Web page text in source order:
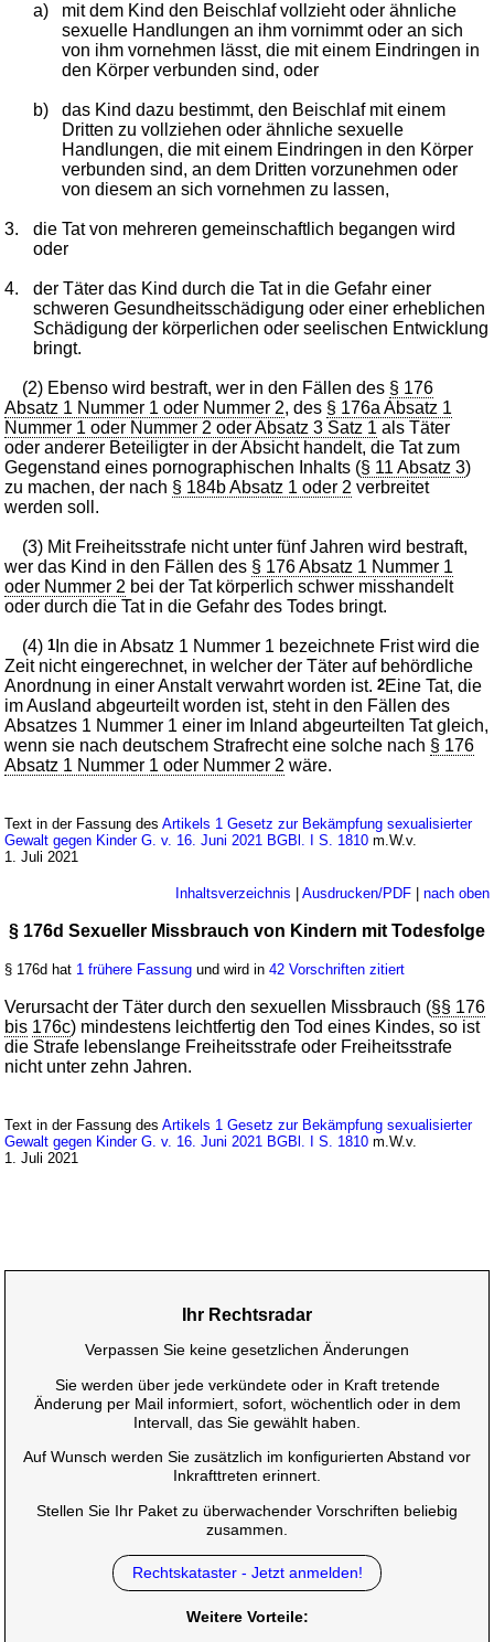
a)
mit dem Kind den Beischlaf vollzieht oder ähnliche
sexuelle Handlungen an ihm vornimmt oder an sich
von ihm vornehmen lässt, die mit einem Eindringen in
den Körper verbunden sind, oder
b)
das Kind dazu bestimmt, den Beischlaf mit einem
Dritten zu vollziehen oder ähnliche sexuelle
Handlungen, die mit einem Eindringen in den Körper
verbunden sind, an dem Dritten vorzunehmen oder
von diesem an sich vornehmen zu lassen,
3.
die Tat von mehreren gemeinschaftlich begangen wird
oder
4.
der Täter das Kind durch die Tat in die Gefahr einer
schweren Gesundheitsschädigung oder einer erheblichen
Schädigung der körperlichen oder seelischen Entwicklung
bringt.
(2) Ebenso wird bestraft, wer in den Fällen des § 176
Absatz 1 Nummer 1 oder Nummer 2, des § 176a Absatz 1
Nummer 1 oder Nummer 2 oder Absatz 3 Satz 1 als Täter
oder anderer Beteiligter in der Absicht handelt, die Tat zum
Gegenstand eines pornographischen Inhalts (§ 11 Absatz 3)
zu machen, der nach § 184b Absatz 1 oder 2 verbreitet
werden soll.
(3) Mit Freiheitsstrafe nicht unter fünf Jahren wird bestraft,
wer das Kind in den Fällen des § 176 Absatz 1 Nummer 1
oder Nummer 2 bei der Tat körperlich schwer misshandelt
oder durch die Tat in die Gefahr des Todes bringt.
(4)1 In die in Absatz 1 Nummer 1 bezeichnete Frist wird die
Zeit nicht eingerechnet, in welcher der Täter auf behördliche
Anordnung in einer Anstalt verwahrt worden ist.2Eine Tat, die
im Ausland abgeurteilt worden ist, steht in den Fällen des
Absatzes 1 Nummer 1 einer im Inland abgeurteilten Tat gleich,
wenn sie nach deutschem Strafrecht eine solche nach § 176
Absatz 1 Nummer 1 oder Nummer 2 wäre.
Text in der Fassung desArtikels 1 Gesetz zur Bekämpfung sexualisierter
Gewalt gegen Kinder G. v. 16. Juni 2021 BGBl. I S. 1810 m.W.v.
1. Juli 2021
Inhaltsverzeichnis Ausdrucken/PDF| nach oben
§ 176d Sexueller Missbrauch von Kindern mit Todesfolge
§ 176d hat 1 frühere Fassung und wird in42 Vorschriften zitiert
Verursacht der Täter durch den sexuellen Missbrauch (§§ 176
bis 176c) mindestens leichtfertig den Tod eines Kindes, so ist
die Strafe lebenslange Freiheitsstrafe oder Freiheitsstrafe
nicht unter zehn Jahren.
Text in der Fassung desArtikels 1 Gesetz zur Bekämpfung sexualisierter
Gewalt gegen Kinder G. v. 16. Juni 2021 BGBl. I S. 1810 m.W.v.
1. Juli 2021
Ihr Rechtsradar
Verpassen Sie keine gesetzlichen Änderungen
Sie werden über jede verkündete oder in Kraft tretende
Änderung per Mail informiert, sofort, wöchentlich oder in dem
Intervall, das Sie gewählt haben.
Auf Wunsch werden Sie zusätzlich im konfigurierten Abstand vor
Inkrafttreten erinnert.
Stellen Sie Ihr Paket zu überwachender Vorschriften beliebig
zusammen.
Rechtskataster - Jetzt anmelden!
Weitere Vorteile: